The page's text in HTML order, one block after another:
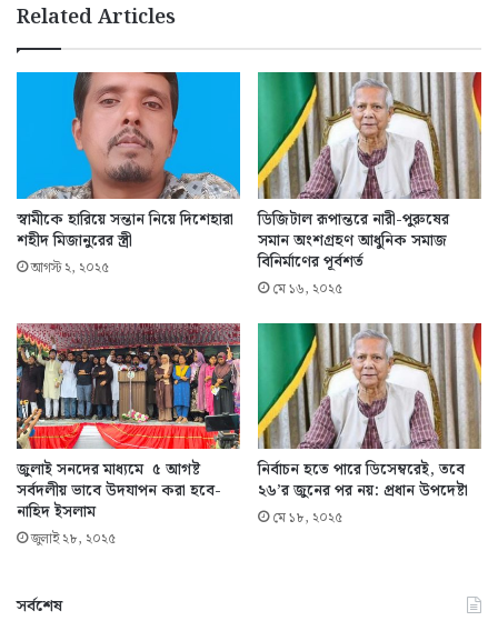
Related Articles
স্বামীকে হারিয়ে সন্তান নিয়ে দিশেহারা
শহীদ মিজানুরের স্ত্রী
আগস্ট ২, ২০২৫
ডিজিটাল রূপান্তরে নারী-পুরুষের
সমান অংশগ্রহণ আধুনিক সমাজ
বিনির্মাণের পূর্বশর্ত
মে ১৬, ২০২৫
জুলাই সনদের মাধ্যমে ৫ আগষ্ট
সর্বদলীয় ভাবে উদযাপন করা হবে-
নাহিদ ইসলাম
জুলাই ২৮, ২০২৫
নির্বাচন হতে পারে ডিসেম্বরেই, তবে
২৬’র জুনের পর নয়: প্রধান উপদেষ্টা
মে ১৮, ২০২৫
সর্বশেষ